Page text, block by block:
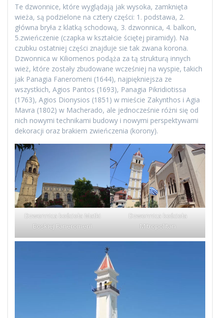
Te dzwonnice, które wyglądają jak wysoka, zamknięta
wieża, są podzielone na cztery części: 1. podstawa, 2.
główna bryła z klatką schodową, 3. dzwonnica, 4. balkon,
5.zwieńczenie (czapka w kształcie ściętej piramidy). Na
czubku ostatniej części znajduje sie tak zwana korona.
Dzwonnica w Kiliomenos podąża za tą strukturą innych
wież, które zostały zbudowane wcześniej na wyspie, takich
jak Panagia Faneromeni (1644), najpiękniejsza ze
wszystkich, Agios Pantos (1693), Panagia Pikridiotissa
(1763), Agios Dionysios (1851) w mieście Zakynthos i Agia
Mavra (1802) w Macherado, ale jednocześnie różni się od
nich nowymi technikami budowy i nowymi perspektywami
dekoracji oraz brakiem zwieńczenia (korony).
Dzwonnica kościoła Matki
Boskiej Faneromeni
Dzwonnica kościoła
Mitropolitan